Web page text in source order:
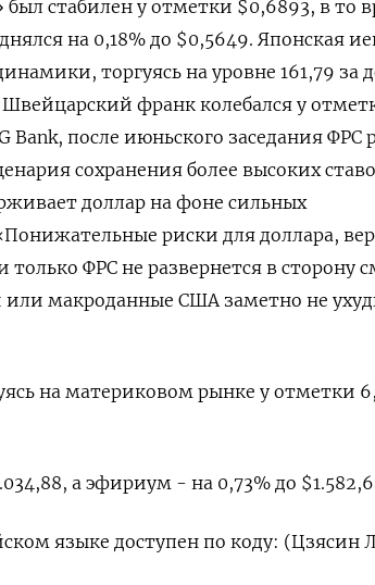
​был стабилен у отметки $0,6893, ‌в то
на 0,18% до $0,5649. Японская
торгуясь на уровне 161,79 за
франк колебался у
Bank, после июньского заседания
сохранения более высоких
доллар на фоне сильных
риски для доллара,
ФРС не развернется в сторону
макроданные США заметно не
на материковом рынке у отметки
а ​эфириум - на 0,73% до
языке ‌доступен по коду: (Цзясин